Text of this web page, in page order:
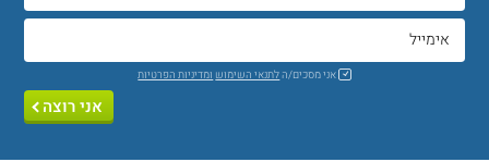
אני מסכים/הלתנאי השימוש ומדיניות הפרטיות
אני רוצה